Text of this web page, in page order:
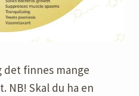
finnes mange
NB! Skal du ha en